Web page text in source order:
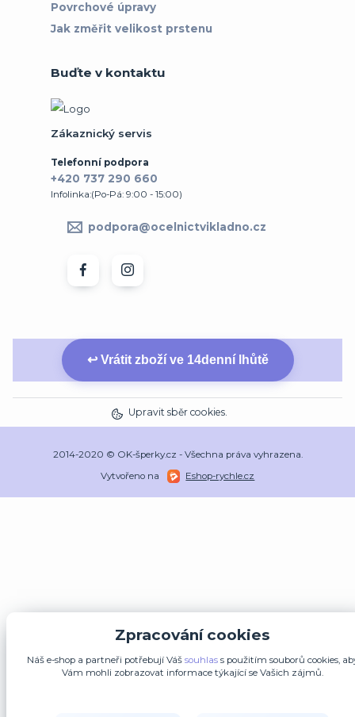
Povrchové úpravy
Jak změřit velikost prstenu
Buďte v kontaktu
Zákaznický servis
Telefonní podpora
+420 737 290 660
Infolinka:(Po-Pá: 9:00 - 15:00)
podpora@ocelnictvikladno.cz
↩ Vrátit zboží ve 14denní lhůtě
Upravit sběr cookies.
2014-2020 © OK-šperky.cz - Všechna práva vyhrazena.
Vytvořeno na
Eshop-rychle.cz
Zpracování cookies
Náš e-shop a partneři potřebují Váš souhlass použitím souborů cookies,
Vám mohli zobrazovat informace týkající se Vašich zájmů.